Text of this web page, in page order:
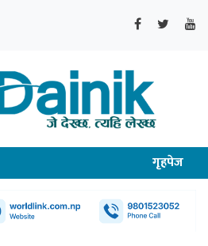
गृहपेज